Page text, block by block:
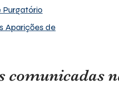
Purgatório
Aparições de
comunicadas